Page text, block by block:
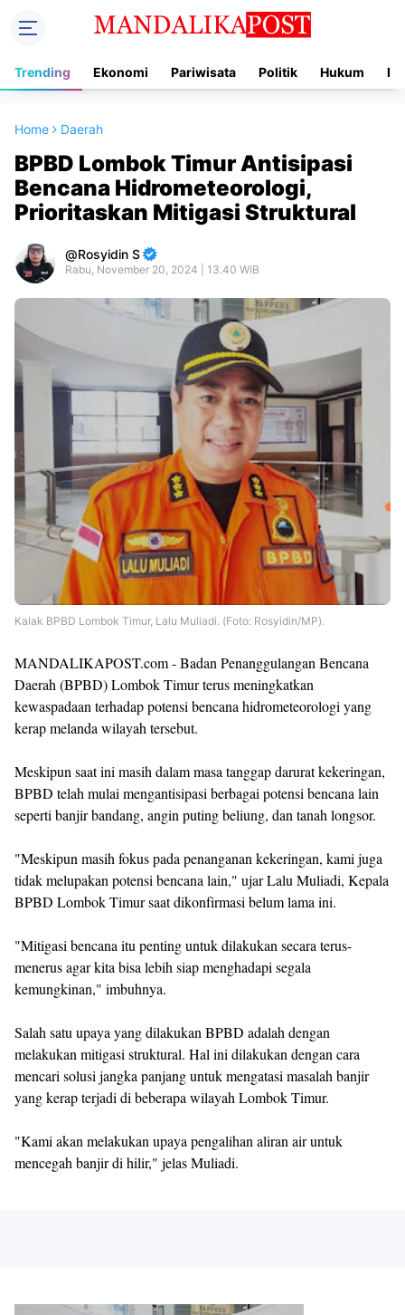
Trending Ekonomi Pariwisata Politik Hukum
Home Daerah
BPBD Lombok Timur Antisipasi
Bencana Hidrometeorologi,
Prioritaskan Mitigasi Struktural
Rosyidin S
Rabu, November 20, 2024 | 13.40 WIB
Kalak BPBD Lombok Timur, Lalu Muliadi. (Foto: Rosyidin/MP).
MANDALIKAPOST.com - Badan Penanggulangan Bencana
Daerah (BPBD) Lombok Timur terus meningkatkan
kewaspadaan terhadap potensi bencana hidrometeorologi yang
kerap melanda wilayah tersebut.
Meskipun saat ini masih dalam masa tanggap darurat kekeringan,
BPBD telah mulai mengantisipasi berbagai potensi bencana lain
seperti banjir bandang, angin puting beliung, dan tanah longsor.
"Meskipun masih fokus pada penanganan kekeringan, kami juga
tidak melupakan potensi bencana lain," ujar Lalu Muliadi, Kepala
BPBD Lombok Timur saat dikonfirmasi belum lama ini.
"Mitigasi bencana itu penting untuk dilakukan secara terus-
menerus agar kita bisa lebih siap menghadapi segala
kemungkinan," imbuhnya.
Salah satu upaya yang dilakukan BPBD adalah dengan
melakukan mitigasi struktural. Hal ini dilakukan dengan cara
mencari solusi jangka panjang untuk mengatasi masalah banjir
yang kerap terjadi di beberapa wilayah Lombok Timur.
"Kami akan melakukan upaya pengalihan aliran air untuk
mencegah banjir di hilir," jelas Muliadi.